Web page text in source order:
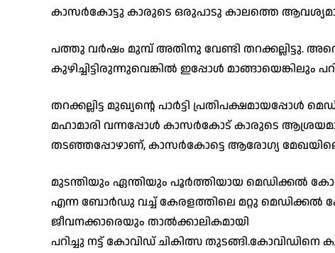
കാസർകോട്ടു കാരുടെ ഒരുപാടു കാലത്തെ
പത്തു വർഷം മുമ്പ് അതിനു വേണ്ടി തറക്കല്ലിട്ടു.
കുഴിച്ചിട്ടിരുന്നുവെങ്കിൽ ഇപ്പോൾ മാങ്ങായെങ്കിലും
തറക്കല്ലിട്ട മുഖ്യന്റെ പാർട്ടി
മഹാമാരി വന്നപ്പോൾ കാസർകോട് കാരുടെ
തടഞ്ഞപ്പോഴാണ്, കാസർകോട്ടെ ആരോഗ്യ
മുടന്തിയും ഏന്തിയും പൂർത്തിയായ മെഡിക്കൽ
എന്ന ബോർഡു വച്ച് കേരളത്തിലെ മറ്റു മെഡിക്കൽ
ജീവനക്കാരെയും താൽക്കാലികമായി
പറിച്ചു നട്ട് കോവിഡ് ചികിത്സ തുടങ്ങി.കോവിഡിനെ